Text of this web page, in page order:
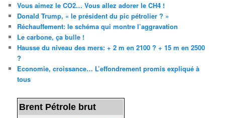
Vous aimez le CO2… Vous allez adorer le CH4 !
Donald Trump, « le président du pic pétrolier ? »
Réchauffement: le schéma qui montre l’aggravation
Le carbone, ça bulle !
Hausse du niveau des mers: + 2 m en 2100 ? + 15 m en 2500
?
Economie, croissance… L’effondrement promis expliqué à
tous
Brent Pétrole brut